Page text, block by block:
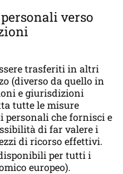
verso
trasferiti in altri
(diverso da quello in
e giurisdizioni
tutte le misure
personali che fornisci e
di far valere i
di ricorso effettivi.
per tutti i
europeo).